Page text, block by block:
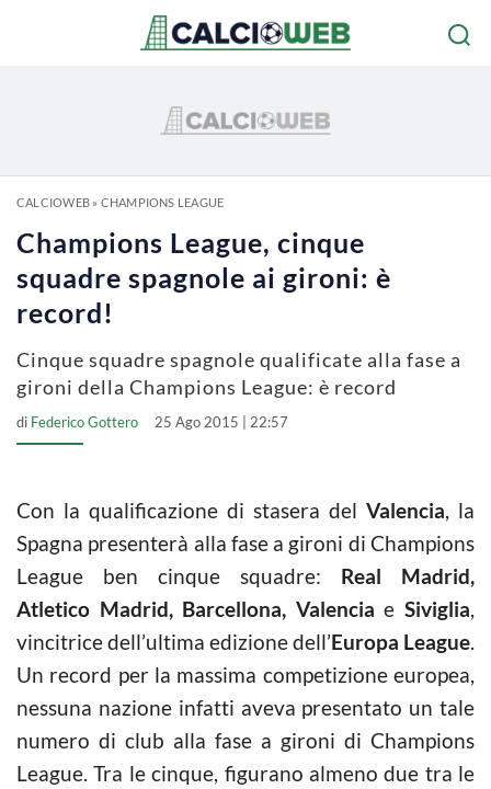
CALCIOWEB» CHAMPIONS LEAGUE
Champions League, cinque
squadre spagnole ai gironi: è
record!
Cinque squadre spagnole qualificate alla fase a
gironi della Champions League: è record
di Federico Gottero 25 Ago 2015 | 22:57
Con la qualificazione di stasera del Valencia, la
Spagna presenterà alla fase a gironi di Champions
League ben cinque squadre: Real Madrid,
Atletico Madrid, Barcellona, Valencia eSiviglia,
vincitrice dell’ultima edizione dell’Europa League.
Un record per la massima competizione europea,
nessuna nazione infatti aveva presentato un tale
numero di club alla fase a gironi di Champions
League. Tra le cinque, figurano almeno due tra le